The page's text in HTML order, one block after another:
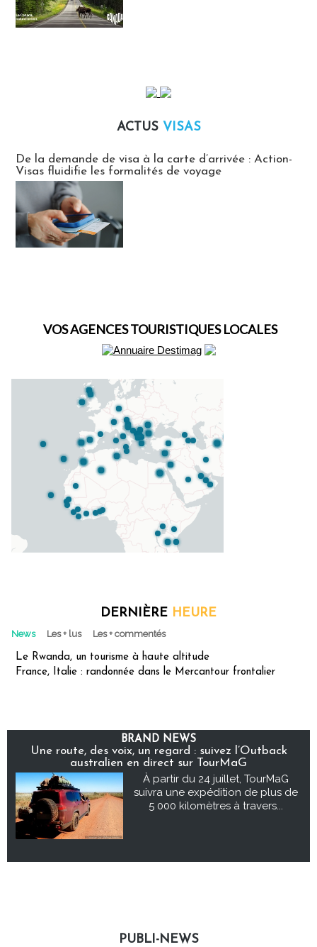
ACTUS VISAS
De la demande de visa à la carte d’arrivée : Action-
Visas fluidifie les formalités de voyage
VOS AGENCES TOURISTIQUES LOCALES
DERNIÈRE HEURE
News Les + lus Les + commentés
Le Rwanda, un tourisme à haute altitude
France, Italie : randonnée dans le Mercantour frontalier
BRAND NEWS
Une route, des voix, un regard : suivez l’Outback
australien en direct sur TourMaG
À partir du 24 juillet, TourMaG
suivra une expédition de plus de
5 000 kilomètres à travers...
PUBLI-NEWS